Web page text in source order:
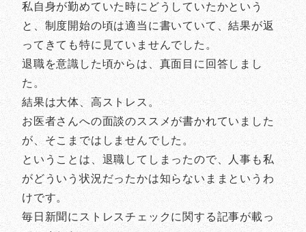
私自身が勤めていた時にどうしていたかという
と、制度開始の頃は適当に書いていて、結果が返
ってきても特に見ていませんでした。
退職を意識した頃からは、真面目に回答しまし
た。
結果は大体、高ストレス。
お医者さんへの面談のススメが書かれていました
が、そこまではしませんでした。
ということは、退職してしまったので、人事も私
がどういう状況だったかは知らないままというわ
けです。
毎日新聞にストレスチェックに関する記事が載っ